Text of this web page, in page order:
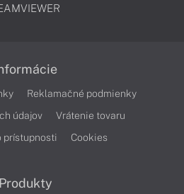
Reklamačné podmienky
údajov
Vrátenie tovaru
prístupnosti
Cookies
Produkty